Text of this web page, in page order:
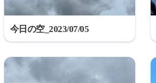
今日の空_2023/07/05